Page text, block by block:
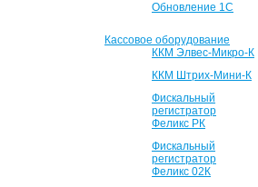
Обновление 1С
Кассовое оборудование
ККМ Элвес-Микро-К
ККМ Штрих-Мини-К
Фискальный
регистратор
Феликс РК
Фискальный
регистратор
Феликс 02К